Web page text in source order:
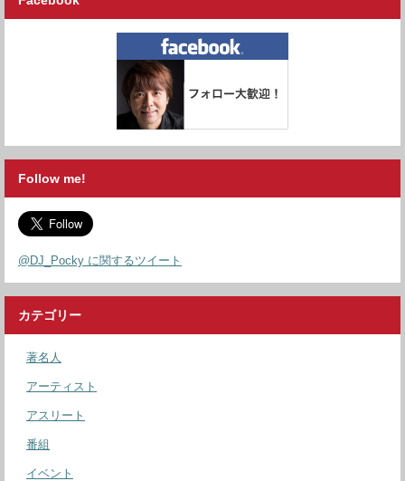
Follow me!
@DJ_Pocky に関するツイート
カテゴリー
著名人
アーティスト
アスリート
番組
イベント